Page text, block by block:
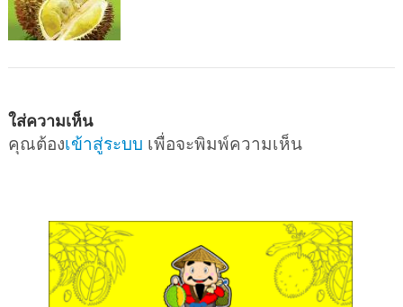
ใส่ความเห็น
คุณต้องเข้าสู่ระบบ เพื่อจะพิมพ์ความเห็น